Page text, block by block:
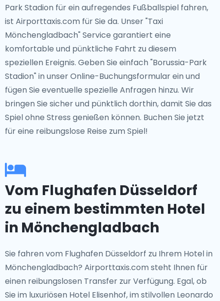
Park Stadion für ein aufregendes Fußballspiel fahren,
ist Airporttaxis.com für Sie da. Unser "Taxi
Mönchengladbach" Service garantiert eine
komfortable und pünktliche Fahrt zu diesem
speziellen Ereignis. Geben Sie einfach "Borussia-Park
Stadion" in unser Online-Buchungsformular ein und
fügen Sie eventuelle spezielle Anfragen hinzu. Wir
bringen Sie sicher und pünktlich dorthin, damit Sie das
Spiel ohne Stress genießen können. Buchen Sie jetzt
für eine reibungslose Reise zum Spiel!
Vom Flughafen Düsseldorf
zu einem bestimmten Hotel
in Mönchengladbach
Sie fahren vom Flughafen Düsseldorf zu Ihrem Hotel in
Mönchengladbach? Airporttaxis.com steht Ihnen für
einen reibungslosen Transfer zur Verfügung. Egal, ob
Sie im luxuriösen Hotel Elisenhof, im stilvollen Leonardo